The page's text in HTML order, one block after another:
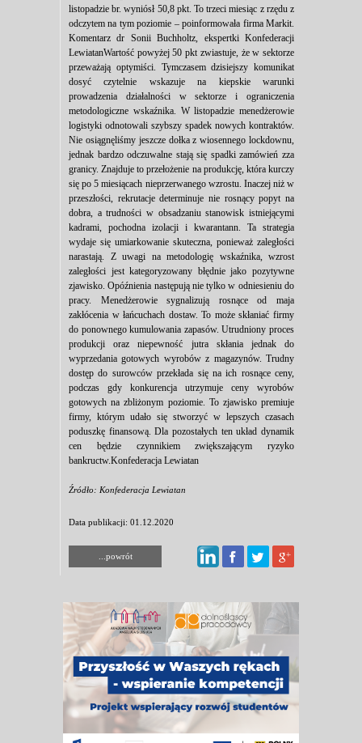
listopadzie br. wyniósł 50,8 pkt. To trzeci miesiąc z rzędu z
odczytem na tym poziomie – poinformowała firma Markit.
Komentarz dr Sonii Buchholtz, ekspertki Konfederacji
LewiatanWartość powyżej 50 pkt zwiastuje, że w sektorze
przeważają optymiści. Tymczasem dzisiejszy komunikat
dosyć czytelnie wskazuje na kiepskie warunki
prowadzenia działalności w sektorze i ograniczenia
metodologiczne wskaźnika. W listopadzie menedżerowie
logistyki odnotowali szybszy spadek nowych kontraktów.
Nie osiągnęliśmy jeszcze dołka z wiosennego lockdownu,
jednak bardzo odczuwalne stają się spadki zamówień zza
granicy. Znajduje to przełożenie na produkcję, która kurczy
się po 5 miesiącach nieprzerwanego wzrostu. Inaczej niż w
przeszłości, rekrutacje determinuje nie rosnący popyt na
dobra, a trudności w obsadzaniu stanowisk istniejącymi
kadrami, pochodna izolacji i kwarantann. Ta strategia
wydaje się umiarkowanie skuteczna, ponieważ zaległości
narastają. Z uwagi na metodologię wskaźnika, wzrost
zaległości jest kategoryzowany błędnie jako pozytywne
zjawisko. Opóźnienia następują nie tylko w odniesieniu do
pracy. Menedżerowie sygnalizują rosnące od maja
zakłócenia w łańcuchach dostaw. To może skłaniać firmy
do ponownego kumulowania zapasów. Utrudniony proces
produkcji oraz niepewność jutra skłania jednak do
wyprzedania gotowych wyrobów z magazynów. Trudny
dostęp do surowców przekłada się na ich rosnące ceny,
podczas gdy konkurencja utrzymuje ceny wyrobów
gotowych na zbliżonym poziomie. To zjawisko premiuje
firmy, którym udało się stworzyć w lepszych czasach
poduszkę finansową. Dla pozostałych ten układ dynamik
cen będzie czynnikiem zwiększającym ryzyko
bankructw.Konfederacja Lewiatan
Źródło: Konfederacja Lewiatan
Data publikacji: 01.12.2020
...powrót